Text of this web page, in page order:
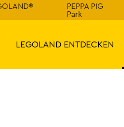
PEPPA PIG
Park
LEGOLAND ENTDECKEN